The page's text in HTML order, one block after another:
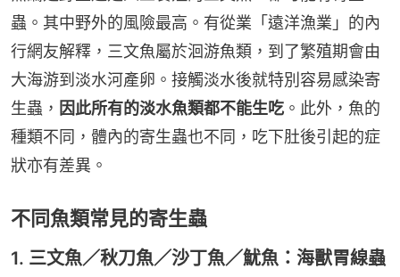
蟲。其中野外的風險最高。有從業「遠洋漁業」的內
行網友解釋，三文魚屬於洄游魚類，到了繁殖期會由
大海游到淡水河產卵。接觸淡水後就特別容易感染寄
生蟲， 因此所有的淡水魚類都不能生吃 。此外，魚的
種類不同，體內的寄生蟲也不同，吃下肚後引起的症
狀亦有差異。
不同魚類常見的寄生蟲
1. 三文魚／秋刀魚／沙丁魚／魷魚：海獸胃線蟲